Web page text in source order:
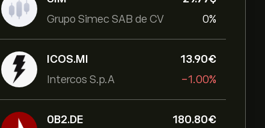
Grupo Simec SAB de CV
0%
ICOS.MI
Intercos S.p.A
13.90‎€‎
-1.00%
0B2.DE
180.80‎€‎